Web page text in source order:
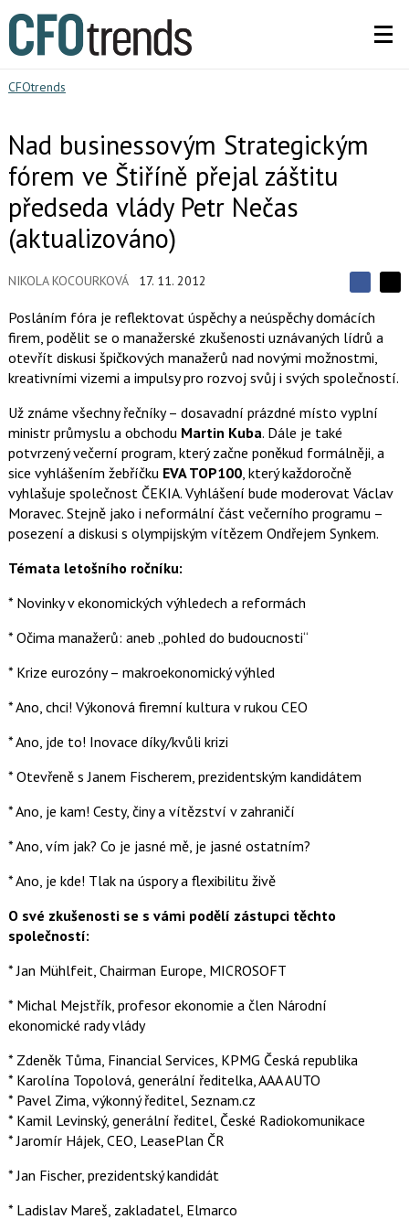
CFOtrends
Nad businessovým Strategickým
fórem ve Štiříně přejal záštitu
předseda vlády Petr Nečas
(aktualizováno)
NIKOLA KOCOURKOVÁ 17. 11. 2012
S
d
í
l
e
t
S
í
l
j
t
a
a
c
b
o
o
u
t
X
Posláním fóra je reflektovat úspěchy a neúspěchy domácích
firem, podělit se o manažerské zkušenosti uznávaných lídrů a
otevřít diskusi špičkových manažerů nad novými možnostmi,
kreativními vizemi a impulsy pro rozvoj svůj i svých společností.
Už známe všechny řečníky – dosavadní prázdné místo vyplní
ministr průmyslu a obchodu Martin Kuba. Dále je také
potvrzený večerní program, který začne poněkud formálněji, a
sice vyhlášením žebříčku EVA TOP100, který každoročně
vyhlašuje společnost ČEKIA. Vyhlášení bude moderovat Václav
Moravec. Stejně jako i neformální část večerního programu –
posezení a diskusi s olympijským vítězem Ondřejem Synkem.
Témata letošního ročníku:
* Novinky v ekonomických výhledech a reformách
* Očima manažerů: aneb „pohled do budoucnosti“
* Krize eurozóny – makroekonomický výhled
* Ano, chci! Výkonová firemní kultura v rukou CEO
* Ano, jde to! Inovace díky/kvůli krizi
* Otevřeně s Janem Fischerem, prezidentským kandidátem
* Ano, je kam! Cesty, činy a vítězství v zahraničí
* Ano, vím jak? Co je jasné mě, je jasné ostatním?
* Ano, je kde! Tlak na úspory a flexibilitu živě
O své zkušenosti se s vámi podělí zástupci těchto
společností:
* Jan Mühlfeit, Chairman Europe, MICROSOFT
* Michal Mejstřík, profesor ekonomie a člen Národní
ekonomické rady vlády
* Zdeněk Tůma, Financial Services, KPMG Česká republika
* Karolína Topolová, generální ředitelka, AAA AUTO
* Pavel Zima, výkonný ředitel, Seznam.cz
* Kamil Levinský, generální ředitel, České Radiokomunikace
* Jaromír Hájek, CEO, LeasePlan ČR
* Jan Fischer, prezidentský kandidát
* Ladislav Mareš, zakladatel, Elmarco